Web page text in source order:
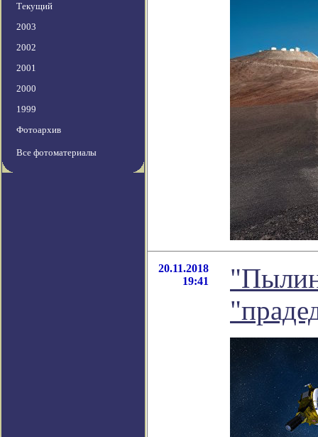
Текущий
2003
2002
2001
2000
1999
Фотоархив
Все фотоматериалы
20.11.2018
19:41